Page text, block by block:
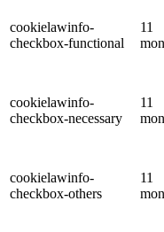
cookielawinfo-
checkbox-functional
11
cookielawinfo-
checkbox-necessary
11
cookielawinfo-
checkbox-others
11